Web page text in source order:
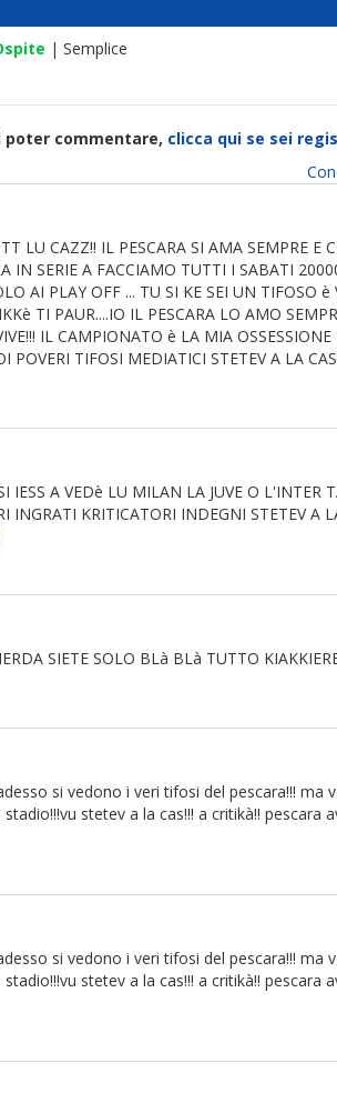
| Semplice
commentare, clicca qui se sei
LU CAZZ!! IL PESCARA SI AMA SEMPRE E
IN SERIE A FACCIAMO TUTTI I SABATI
AI PLAY OFF ... TU SI KE SEI UN TIFOSO è
TI PAUR....IO IL PESCARA LO AMO
IL CAMPIONATO è LA MIA OSSESSIONE
TIFOSI MEDIATICI STETEV A LA
A VEDè LU MILAN LA JUVE O L'INTER
INGRATI KRITICATORI INDEGNI STETEV A
SIETE SOLO BLà BLà TUTTO
si vedono i veri tifosi del pescara!!! ma
stetev a la cas!!! a critikà!! pescara
si vedono i veri tifosi del pescara!!! ma
stetev a la cas!!! a critikà!! pescara